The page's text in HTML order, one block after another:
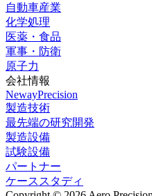
自動車産業
化学処理
医薬・食品
軍事・防衛
原子力
会社情報
NewayPrecision
製造技術
最先端の研究開発
製造設備
試験設備
パートナー
ケーススタディ